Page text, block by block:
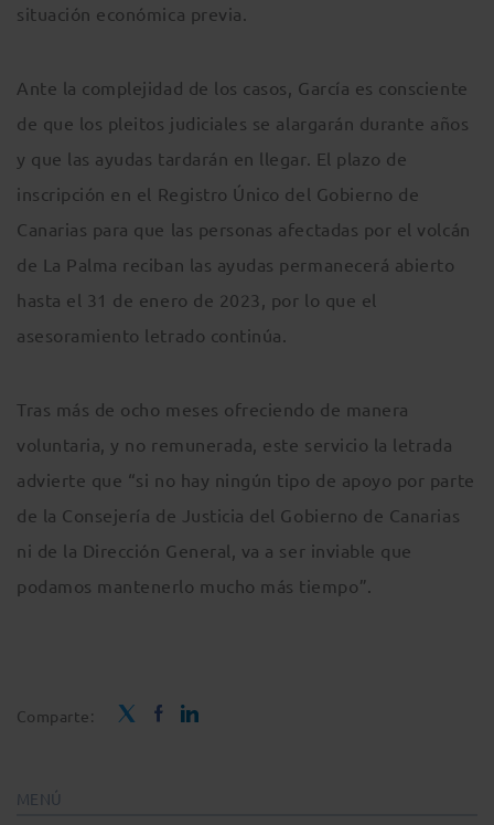
situación económica previa.
Ante la complejidad de los casos, García es consciente
de que los pleitos judiciales se alargarán durante años
y que las ayudas tardarán en llegar. El plazo de
inscripción en el Registro Único del Gobierno de
Canarias para que las personas afectadas por el volcán
de La Palma reciban las ayudas permanecerá abierto
hasta el 31 de enero de 2023, por lo que el
asesoramiento letrado continúa.
Tras más de ocho meses ofreciendo de manera
voluntaria, y no remunerada, este servicio la letrada
advierte que “si no hay ningún tipo de apoyo por parte
de la Consejería de Justicia del Gobierno de Canarias
ni de la Dirección General, va a ser inviable que
podamos mantenerlo mucho más tiempo”.
Comparte:
MENÚ